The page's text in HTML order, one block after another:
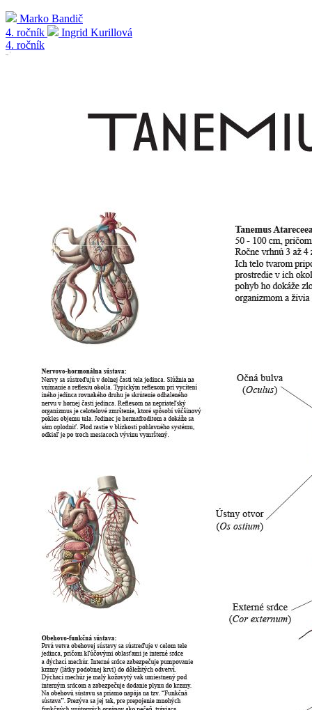
Marko Bandič
4. ročník
Ingrid Kurillová
4. ročník